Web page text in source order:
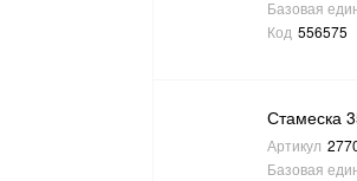
Базовая
Код 556575
Стамеска
Артикул
Базовая